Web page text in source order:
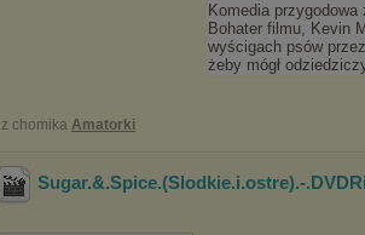
Komedia
Bohater filmu, Kevin
wyścigach psów
żeby mógł
z chomika Amatorki
Sugar.&.Spice.(Slodkie.i.ostre).-